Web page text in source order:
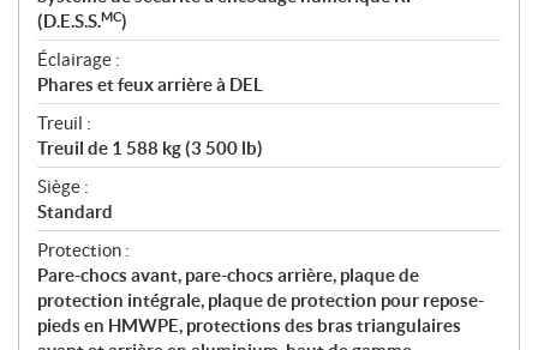
(D.E.S.S.MC)
Éclairage :
Phares et feux arrière à DEL
Treuil :
Treuil de 1 588 kg (3 500 lb)
Siège :
Standard
Protection :
Pare-chocs avant, pare-chocs arrière, plaque de
protection intégrale, plaque de protection pour repose-
pieds en HMWPE, protections des bras triangulaires